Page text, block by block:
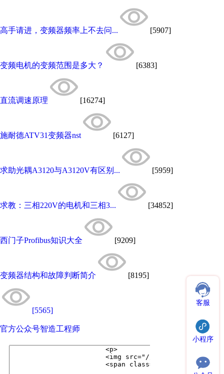
高手请进，变频器频率上不去问... [5907]
变频电机的变频范围是多大？ [6383]
直流调速原理 [16274]
施耐德ATV31变频器nst [6127]
求助光耦A3120与A3120V有区别... [5959]
求教：三相220V的电机和三相3... [34852]
西门子Profibus知识大全 [9209]
变频器结构和故障判断简介 [8195]
[5565]
官方公众号智造工程师
客服
小程序